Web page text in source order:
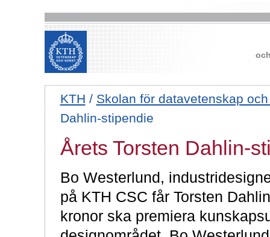
KTH / Skolan för datavetenskap
Dahlin-stipendie
Årets Torsten Dahlin-
Bo Westerlund,
på KTH CSC får Torsten
kronor ska premiera